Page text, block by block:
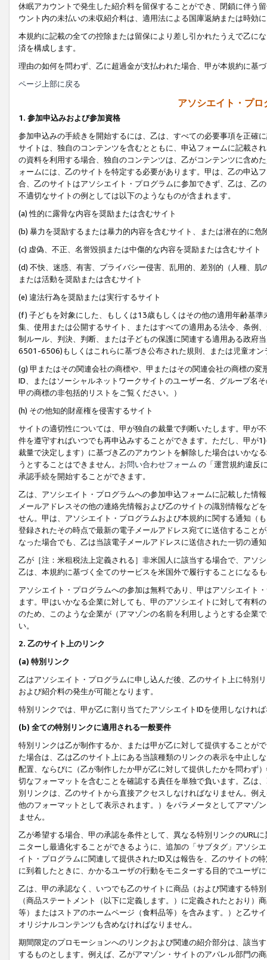
休眠アカウントで発生した紹介料を留保することができ、閉鎖に伴う
ウント内の未払いの未収紹介料は、適用法による国庫返納または時効
本規約に記載の全ての控除または留保により差し引かれたうえで乙に
済を構成します。
理由の如何を問わず、乙に超過金が支払われた場合、甲が本規約に基
ページ上部に戻る
アソシエイト・プ
1. 参加申込みおよび参加資格
参加申込みの手続きを開始するには、乙は、すべての必要事項を正確
サイトは、独自のコンテンツを含むとともに、申込フォームに記載さ
の資料を利用する場合、独自のコンテンツは、乙がコンテンツに含め
ォームには、乙のサイトを特定する必要があります。甲は、乙の申込
合、乙のサイトはアソシエイト・プログラムに参加できず、乙は、乙
不適切なサイトの例としては以下のようなものが含まれます。
(a) 性的に露骨な内容を奨励または含むサイト
(b) 暴力を奨励するまたは暴力的内容を含むサイト、または潜在的に
(c) 虚偽、不正、名誉毀損または中傷的な内容を奨励または含むサイト
(d) 不快、迷惑、有害、プライバシー侵害、乱用的、差別的（人種、
または活動を奨励または含むサイト
(e) 違法行為を奨励または実行するサイト
(f) 子どもを対象にした、もしくは13歳もしくはその他の適用年齢基
集、使用または公開するサイト、またはすべての適用ある法令、条例
制ルール、判決、判断、または子どもの保護に関連する適用ある政府
6501-6506)もしくはこれらに基づき公布された規則、または児童オン
(g) 甲またはその関連会社の商標や、甲またはその関連会社の商標の
ID、またはソーシャルネットワークサイトのユーザー名、グループ名
甲の商標の非包括的リストをご覧ください。）
(h) その他知的財産権を侵害するサイト
サイトの適切性については、甲が独自の裁量で判断いたします。甲が
件を遵守すればいつでも再申込みすることができます。ただし、甲が
裁量で決定します）に基づき乙のアカウントを解除した場合はいかな
うとすることはできません。 お問い合わせフォーム の「運営規約違反
承認手続を開始することができます。
乙は、アソシエイト・プログラムへの参加申込フォームに記載した情
メールアドレスその他の連絡先情報および乙のサイトの識別情報など
せん。甲は、アソシエイト・プログラムおよび本規約に関する通知（
登録されたその時点で最新の電子メールアドレス宛てに送信すること
なった場合でも、乙は当該電子メールアドレスに送信された一切の通
乙が［注：米租税法上定義される］非米国人に該当する場合で、アソ
乙は、本規約に基づく全てのサービスを米国外で履行することになる
アソシエイト・プログラムへの参加は無料であり、甲はアソシエイト
ます。甲はいかなる企業に対しても、甲のアソシエイトに対して有料
のため、このような企業が（アマゾンの名前を利用しようとする企業
い。
2. 乙のサイト上のリンク
(a) 特別リンク
乙はアソシエイト・プログラムに申し込んだ後、乙のサイト上に特別
および紹介料の発生が可能となります。
特別リンクでは、甲が乙に割り当てたアソシエイトIDを使用しなけれ
(b) 全ての特別リンクに適用される一般要件
特別リンクは乙が制作するか、または甲が乙に対して提供することが
た場合は、乙は乙のサイト上にある当該種類のリンクの表示を中止し
配置、ならびに（乙が制作したか甲が乙に対して提供したかを問わず
切なフォーマットを含むことを確認する責任を単独で負います。乙は
別リンクは、乙のサイトから直接アクセスしなければなりません。例
他のフォーマットとして表示されます。）をパラメータとしてアマゾ
ません。
乙が希望する場合、甲の承認を条件として、異なる特別リンクのURL
ニターし最適化することができるように、追加の「サブタグ」アソシ
イト・プログラムに関連して提供されたID又は報告を、乙のサイトの
に到着したときに、かかるユーザの行動をモニターする目的でユーザ
乙は、甲の承認なく、いつでも乙のサイトに商品（および関連する特
（商品ステートメント（以下に定義します。）に定義されたとおり
等）またはストアのホームページ（食料品等）を含みます。）と乙サ
オリジナルコンテンツも含めなければなりません。
期間限定のプロモーションへのリンクおよび関連の紹介部分は、該当
するものとします。例えば、乙がアマゾン・サイトのアパレル部門の